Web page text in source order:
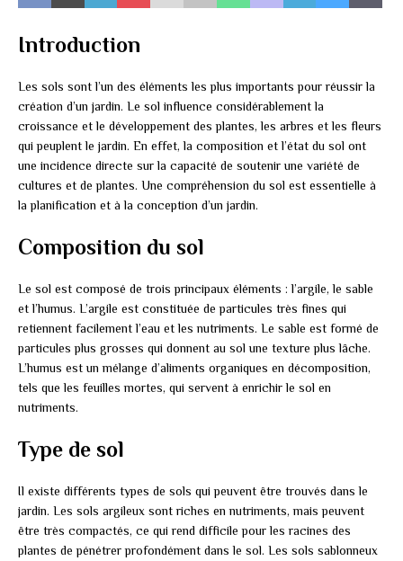
Introduction
Les sols sont l’un des éléments les plus importants pour réussir la
création d’un jardin. Le sol influence considérablement la
croissance et le développement des plantes, les arbres et les fleurs
qui peuplent le jardin. En effet, la composition et l’état du sol ont
une incidence directe sur la capacité de soutenir une variété de
cultures et de plantes. Une compréhension du sol est essentielle à
la planification et à la conception d’un jardin.
Composition du sol
Le sol est composé de trois principaux éléments : l’argile, le sable
et l’humus. L’argile est constituée de particules très fines qui
retiennent facilement l’eau et les nutriments. Le sable est formé de
particules plus grosses qui donnent au sol une texture plus lâche.
L’humus est un mélange d’aliments organiques en décomposition,
tels que les feuilles mortes, qui servent à enrichir le sol en
nutriments.
Type de sol
Il existe différents types de sols qui peuvent être trouvés dans le
jardin. Les sols argileux sont riches en nutriments, mais peuvent
être très compactés, ce qui rend difficile pour les racines des
plantes de pénétrer profondément dans le sol. Les sols sablonneux